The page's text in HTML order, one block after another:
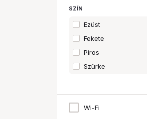
SZÍN
Ezüst
Fekete
Piros
Szürke
Wi-Fi